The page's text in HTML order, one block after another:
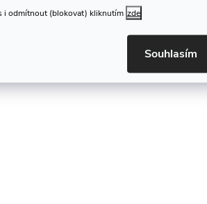
i odmítnout (blokovat) kliknutím zde
Souhlasím